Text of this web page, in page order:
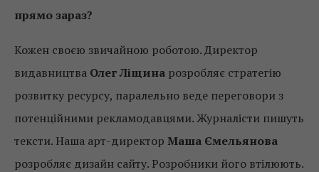
прямо зараз?
Кожен своєю звичайною роботою. Директор
видавництва Олег Ліщина розробляє стратегію
розвитку ресурсу, паралельно веде переговори з
потенційними рекламодавцями. Журналісти пишуть
тексти. Наша арт-директор Маша Ємельянова
розробляє дизайн сайту. Розробники його втілюють.